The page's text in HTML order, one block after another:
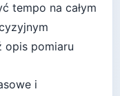
tempo na całym
opis pomiaru
i